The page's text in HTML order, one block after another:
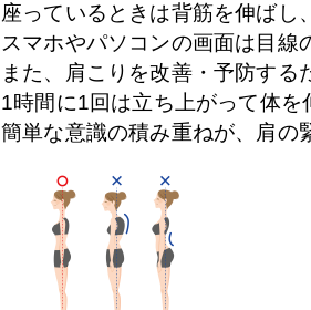
座っているときは背筋を伸ばし
スマホやパソコンの画面は目線
また、肩こりを改善・予防する
1時間に1回は立ち上がって体を
簡単な意識の積み重ねが、肩の